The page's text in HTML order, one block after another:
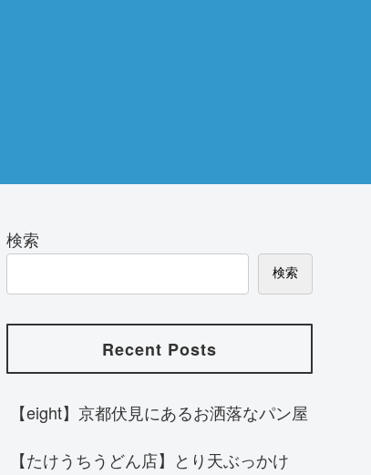
検索
検索
Recent Posts
【eight】京都伏見にあるお洒落なパン屋
【たけうちうどん店】とり天ぶっかけ